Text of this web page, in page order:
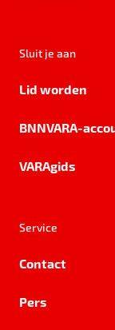
Sluit je aan
Lid worden
BNNVARA-
VARAgids
Service
Contact
Pers